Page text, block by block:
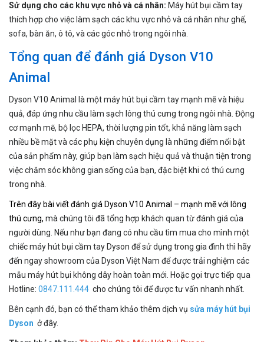
Sử dụng cho các khu vực nhỏ và cá nhân: Máy hút bụi cầm tay
thích hợp cho việc làm sạch các khu vực nhỏ và cá nhân như ghế,
sofa, bàn ăn, ô tô, và các góc nhỏ trong ngôi nhà.
Tổng quan để đánh giá Dyson V10
Animal
Dyson V10 Animal là một máy hút bụi cầm tay mạnh mẽ và hiệu
quả, đáp ứng nhu cầu làm sạch lông thú cưng trong ngôi nhà. Động
cơ mạnh mẽ, bộ lọc HEPA, thời lượng pin tốt, khả năng làm sạch
nhiều bề mặt và các phụ kiện chuyên dụng là những điểm nổi bật
của sản phẩm này, giúp bạn làm sạch hiệu quả và thuận tiện trong
việc chăm sóc không gian sống của bạn, đặc biệt khi có thú cưng
trong nhà.
Trên đây bài viết đánh giá Dyson V10 Animal – mạnh mẽ với lông
thú cưng, mà chúng tôi đã tổng hợp khách quan từ đánh giá của
người dùng. Nếu như bạn đang có nhu cầu tìm mua cho mình một
chiếc máy hút bụi cầm tay Dyson để sử dụng trong gia đình thì hãy
đến ngay showroom của Dyson Việt Nam để được trải nghiệm các
mẫu máy hút bụi không dây hoàn toàn mới. Hoặc gọi trực tiếp qua
Hotline: 0847.111.444 cho chúng tôi để được tư vấn nhanh nhất.
Bên cạnh đó, bạn có thể tham khảo thêm dịch vụ sửa máy hút bụi
Dyson ở đây.